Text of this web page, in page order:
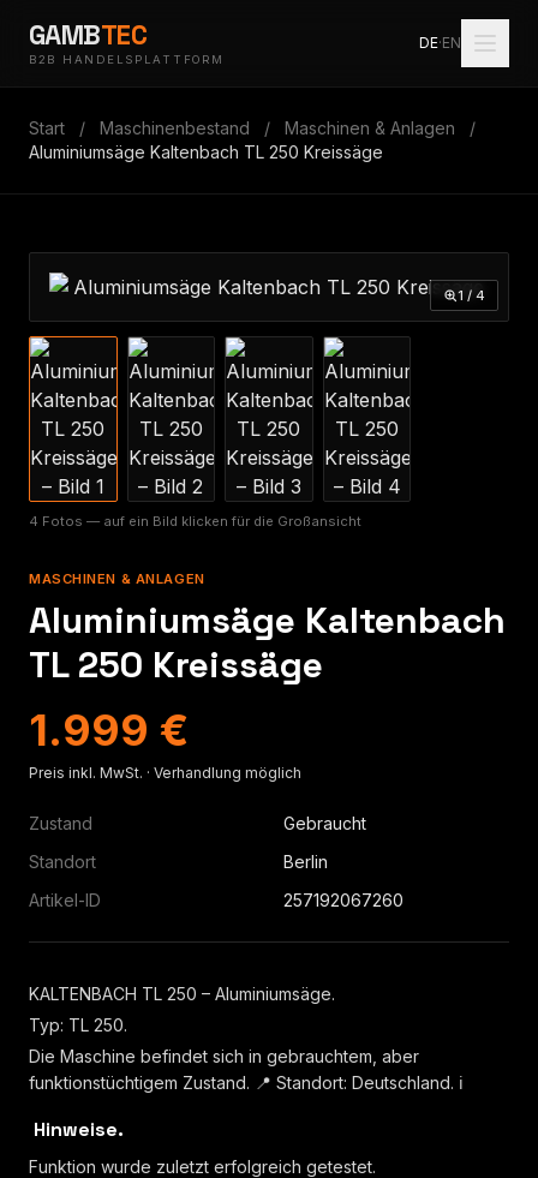
GAMBTEC
B2B HANDELSPLATTFORM
DE·EN
Start / Maschinenbestand / Maschinen & Anlagen
/
Aluminiumsäge Kaltenbach TL 250 Kreissäge
1 / 4
4 Fotos — auf ein Bild klicken für die Großansicht
MASCHINEN & ANLAGEN
Aluminiumsäge Kaltenbach
TL 250 Kreissäge
1.999 €
Preis inkl. MwSt. · Verhandlung möglich
Zustand
Gebraucht
Standort
Berlin
Artikel-ID
257192067260
KALTENBACH TL 250 – Aluminiumsäge.
Typ: TL 250.
Die Maschine befindet sich in gebrauchtem, aber
funktionstüchtigem Zustand. 📍 Standort: Deutschland. ℹ
️ Hinweise.
Funktion wurde zuletzt erfolgreich getestet.